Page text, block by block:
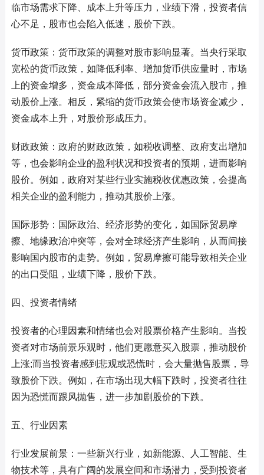
临市场需求下降、成本上升等压力，业绩下滑，投资者信
心不足，股市也会陷入低迷，股价下跌。
货币政策：货币政策的调整对股市影响显著。当央行采取
宽松的货币政策，如降低利率、增加货币供应量时，市场
上的资金增多，资金成本降低，部分资金会流入股市，推
动股价上涨。相反，紧缩的货币政策会使市场资金减少，
资金成本上升，对股价形成压力。
财政政策：政府的财政政策，如税收调整、政府支出增加
等，也会影响企业的盈利状况和投资者的预期，进而影响
股价。例如，政府对某些行业实施税收优惠政策，会提高
相关企业的盈利能力，推动其股价上涨。
国际形势：国际政治、经济形势的变化，如国际贸易摩
擦、地缘政治冲突等，会对全球经济产生影响，从而间接
影响国内股市的走势。例如，贸易摩擦可能导致相关企业
的出口受阻，业绩下降，股价下跌。
四、投资者情绪
投资者的心理因素和情绪也会对股票价格产生影响。当投
资者对市场前景乐观时，他们更愿意买入股票，推动股价
上涨;而当投资者感到悲观或恐慌时，会大量抛售股票，导
致股价下跌。例如，在市场出现大幅下跌时，投资者往往
因为恐慌而跟风抛售，进一步加剧股价的下跌。
五、行业因素
行业发展前景：一些新兴行业，如新能源、人工智能、生
物技术等，具有广阔的发展空间和市场潜力，受到投资者